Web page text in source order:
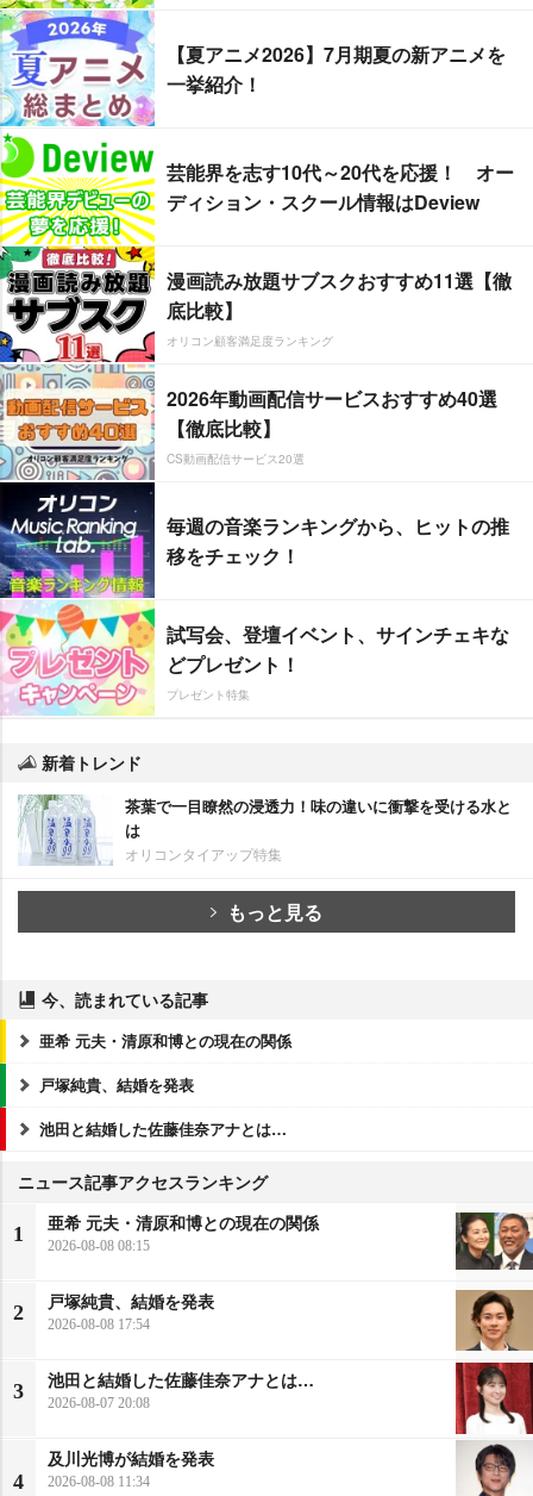
【夏アニメ2026】7月期夏の新アニメを
一挙紹介！
芸能界を志す10代～20代を応援！ オー
ディション・スクール情報はDeview
漫画読み放題サブスクおすすめ11選【徹
底比較】
オリコン顧客満足度ランキング
2026年動画配信サービスおすすめ40選
【徹底比較】
CS動画配信サービス20選
毎週の音楽ランキングから、ヒットの推
移をチェック！
試写会、登壇イベント、サインチェキな
どプレゼント！
プレゼント特集
新着トレンド
茶葉で一目瞭然の浸透力！味の違いに衝撃を受ける水と
は
オリコンタイアップ特集
もっと見る
今、読まれている記事
亜希 元夫・清原和博との現在の関係
戸塚純貴、結婚を発表
池田と結婚した佐藤佳奈アナとは…
ニュース記事アクセスランキング
1
亜希 元夫・清原和博との現在の関係
2026-08-08 08:15
2
戸塚純貴、結婚を発表
2026-08-08 17:54
3
池田と結婚した佐藤佳奈アナとは…
2026-08-07 20:08
4
及川光博が結婚を発表
2026-08-08 11:34